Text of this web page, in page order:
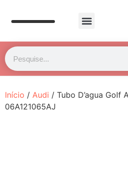
Início / Audi / Tubo D’agua Golf
06A121065AJ